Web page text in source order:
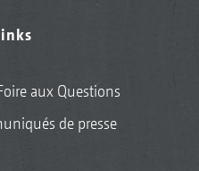
aux Questions
de presse